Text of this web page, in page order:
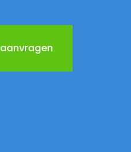
Utrecht